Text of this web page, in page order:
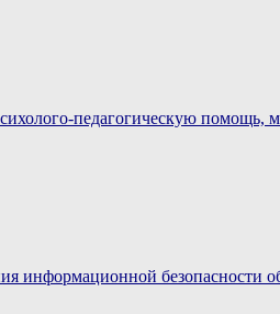
педагогическую помощь,
информационной безопасности